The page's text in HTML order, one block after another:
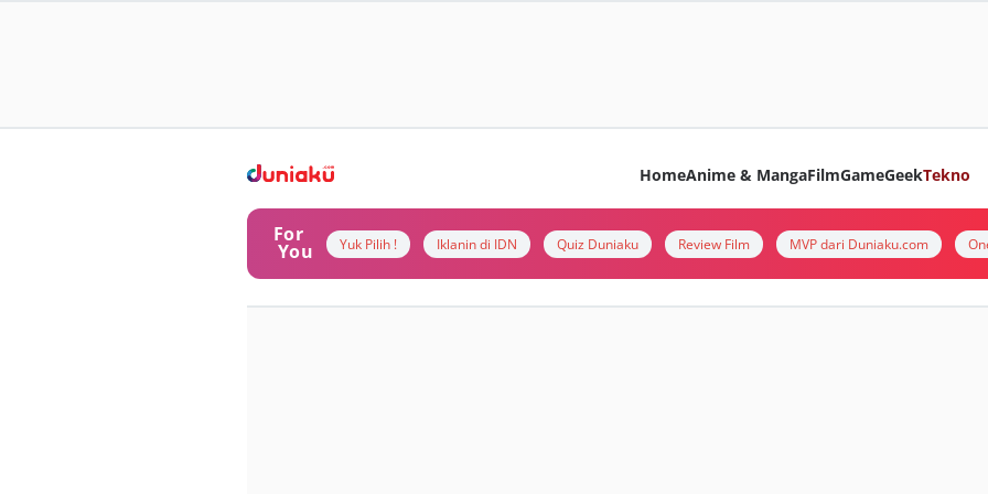
HomeAnime & MangaFilmGameGeekTekno
For
You Yuk Pilih ! Iklanin di IDN Quiz Duniaku Review Film MVP dari Duniaku.com